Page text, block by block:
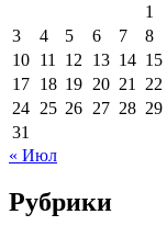
1
3
4 5 6 7 8
10 11 12 13 14 15
17 18 19 20 21 22
24 25 26 27 28 29
31
« Июл
Рубрики